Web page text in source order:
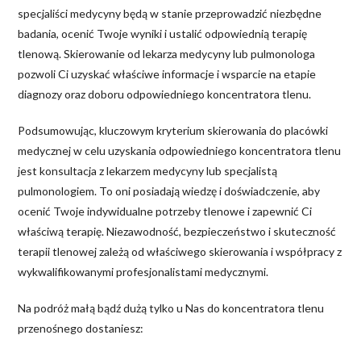
specjaliści medycyny będą w stanie przeprowadzić niezbędne
badania, ocenić Twoje wyniki i ustalić odpowiednią terapię
tlenową. Skierowanie od lekarza medycyny lub pulmonologa
pozwoli Ci uzyskać właściwe informacje i wsparcie na etapie
diagnozy oraz doboru odpowiedniego koncentratora tlenu.
Podsumowując, kluczowym kryterium skierowania do placówki
medycznej w celu uzyskania odpowiedniego koncentratora tlenu
jest konsultacja z lekarzem medycyny lub specjalistą
pulmonologiem. To oni posiadają wiedzę i doświadczenie, aby
ocenić Twoje indywidualne potrzeby tlenowe i zapewnić Ci
właściwą terapię. Niezawodność, bezpieczeństwo i skuteczność
terapii tlenowej zależą od właściwego skierowania i współpracy z
wykwalifikowanymi profesjonalistami medycznymi.
Na podróż małą bądź dużą tylko u Nas do koncentratora tlenu
przenośnego dostaniesz: